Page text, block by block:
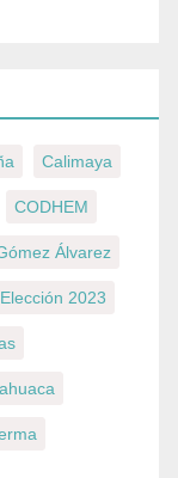
Calimaya
CODHEM
Álvarez
Elección 2023